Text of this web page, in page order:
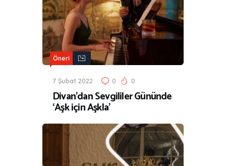
Öneri
7 Şubat 2022 0 0
Divan’dan Sevgililer Gününde
‘Aşk için Aşkla’